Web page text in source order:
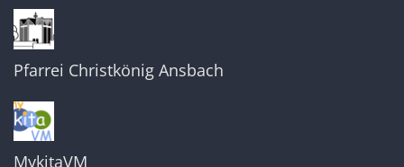
Pfarrei Christkönig Ansbach
MykitaVM